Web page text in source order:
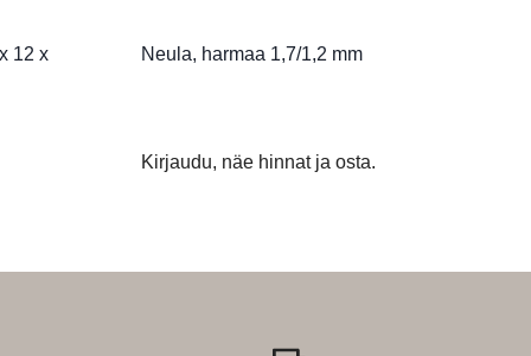
12 x Neula, harmaa 1,7/1,2 mm
Kirjaudu, näe hinnat ja osta.